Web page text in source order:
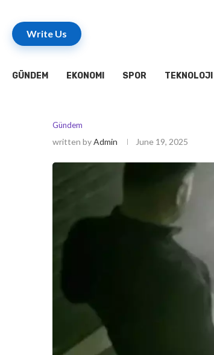
Write Us
GÜNDEM EKONOMI SPOR TEKNOLOJI
Gündem
written byAdmin June 19, 2025